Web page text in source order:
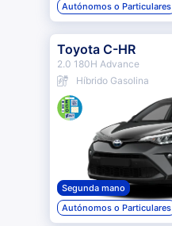
Autónomos o Particulares
Toyota C-HR
2.0 180H Advance
Híbrido Gasolina
Segunda mano
Autónomos o Particulares